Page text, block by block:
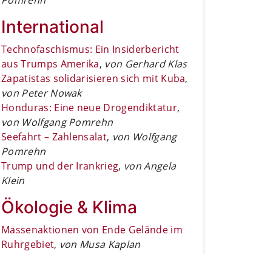
International
Technofaschismus: Ein Insiderbericht
aus Trumps Amerika, von Gerhard Klas
Zapatistas solidarisieren sich mit Kuba,
von Peter Nowak
Honduras: Eine neue Drogendiktatur,
von Wolfgang Pomrehn
Seefahrt – Zahlensalat, von Wolfgang
Pomrehn
Trump und der Irankrieg, von Angela
Klein
Ökologie & Klima
Massenaktionen von Ende Gelände im
Ruhrgebiet, von Musa Kaplan